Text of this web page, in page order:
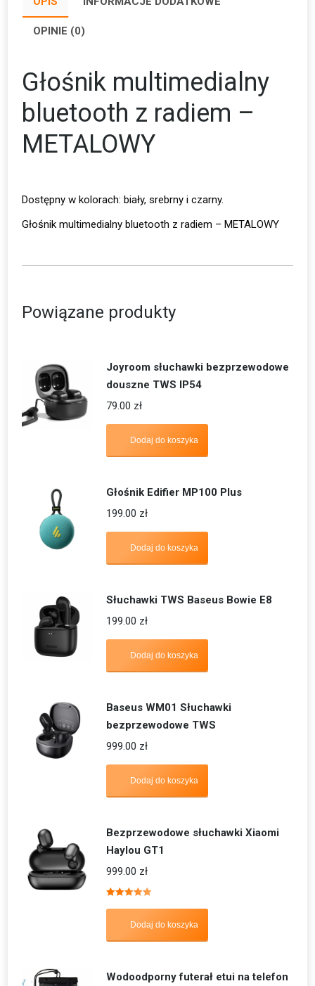
OPINIE (0)
Głośnik multimedialny
bluetooth z radiem –
METALOWY
Dostępny w kolorach: biały, srebrny i czarny.
Głośnik multimedialny bluetooth z radiem – METALOWY
Powiązane produkty
Joyroom słuchawki bezprzewodowe
douszne TWS IP54
79.00 zł
Dodaj do koszyka
Głośnik Edifier MP100 Plus
199.00 zł
Dodaj do koszyka
Słuchawki TWS Baseus Bowie E8
199.00 zł
Dodaj do koszyka
Baseus WM01 Słuchawki
bezprzewodowe TWS
999.00 zł
Dodaj do koszyka
Bezprzewodowe słuchawki Xiaomi
Haylou GT1
999.00 zł
5.00
Dodaj do koszyka
Wodoodporny futerał etui na telefon